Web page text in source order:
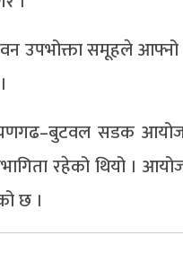
उपभोक्ता समूहले आफ्नो
सडक
रहेको थियो ।
छ ।